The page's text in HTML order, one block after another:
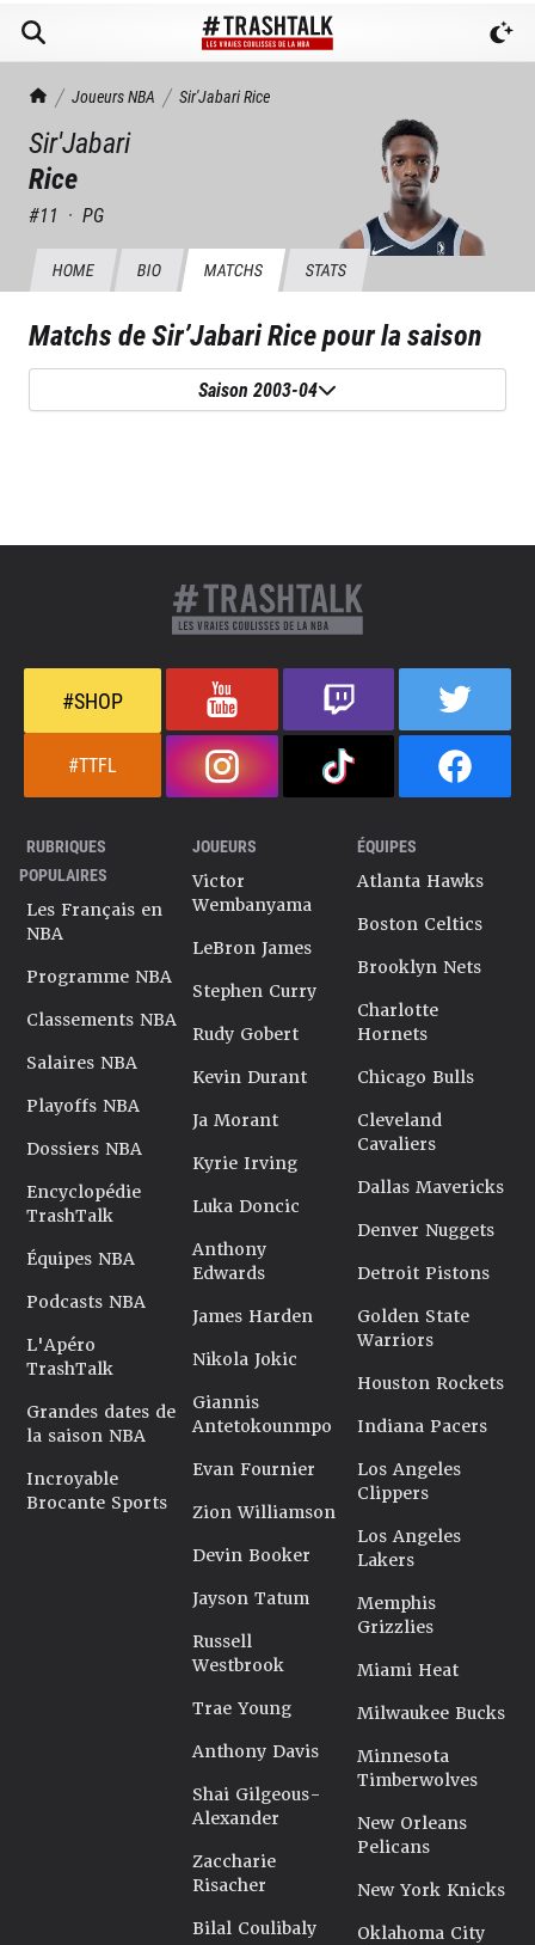
TrashTalk Actu NBA
Joueurs NBA Sir'JabariRice
Sir'Jabari
Rice
#11 · PG
HOME BIO MATCHS STATS
Matchs deSir’Jabari Ricepour la saison
Saison 2003-04
#SHOP
#TTFL
RUBRIQUES
POPULAIRES
Les Français en
NBA
Programme NBA
Classements NBA
Salaires NBA
Playoffs NBA
Dossiers NBA
Encyclopédie
TrashTalk
Équipes NBA
Podcasts NBA
L'Apéro
TrashTalk
Grandes dates de
la saison NBA
Incroyable
Brocante Sports
JOUEURS
Victor
Wembanyama
LeBron James
Stephen Curry
Rudy Gobert
Kevin Durant
Ja Morant
Kyrie Irving
Luka Doncic
Anthony
Edwards
James Harden
Nikola Jokic
Giannis
Antetokounmpo
Evan Fournier
Zion Williamson
Devin Booker
Jayson Tatum
Russell
Westbrook
Trae Young
Anthony Davis
Shai Gilgeous-
Alexander
Zaccharie
Risacher
Bilal Coulibaly
ÉQUIPES
Atlanta Hawks
Boston Celtics
Brooklyn Nets
Charlotte
Hornets
Chicago Bulls
Cleveland
Cavaliers
Dallas Mavericks
Denver Nuggets
Detroit Pistons
Golden State
Warriors
Houston Rockets
Indiana Pacers
Los Angeles
Clippers
Los Angeles
Lakers
Memphis
Grizzlies
Miami Heat
Milwaukee Bucks
Minnesota
Timberwolves
New Orleans
Pelicans
New York Knicks
Oklahoma City